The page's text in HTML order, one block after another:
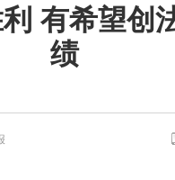
有希望创
绩